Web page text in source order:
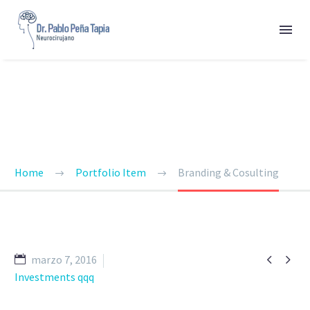
Home Portfolio Item Branding & Cosulting
 
marzo 7, 2016
Investments qqq